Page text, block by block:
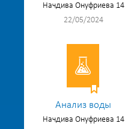
Начдива Онуфриева 14
22/05/2024
Анализ воды
Начдива Онуфриева 14